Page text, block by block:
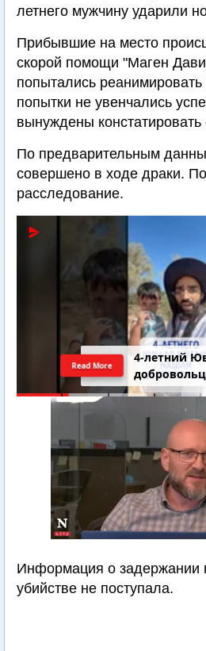
летнего мужчину ударили
Прибывшие на место
скорой помощи "Маген
попытались
попытки не увенчались
вынуждены констатировать
По предварительным
совершено в ходе драки.
расследование.
4-летний
Read More
Информация о задержании
убийстве не поступала.